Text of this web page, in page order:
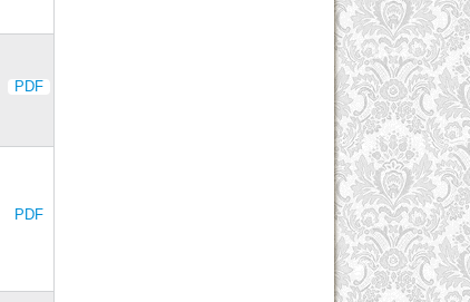
PDF
PDF